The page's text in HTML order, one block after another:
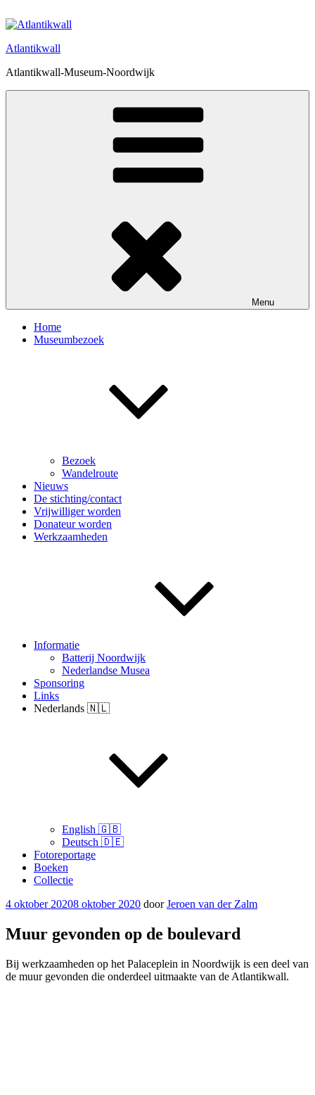
naar
inhoud
Atlantikwall
Atlantikwall-Museum-Noordwijk
Menu
Home
Museumbezoek
Bezoek
Wandelroute
Nieuws
De stichting/contact
Vrijwilliger worden
Donateur worden
Werkzaamheden
Informatie
Batterij Noordwijk
Nederlandse Musea
Sponsoring
Links
Nederlands 🇳🇱
English 🇬🇧
Deutsch 🇩🇪
Fotoreportage
Boeken
Collectie
Geplaatst
4 oktober 20208 oktober 2020 doorJeroen van der Zalm
Muur gevonden op de boulevard
Bij werkzaamheden op het Palaceplein in Noordwijk is een deel van
de muur gevonden die onderdeel uitmaakte van de Atlantikwall.